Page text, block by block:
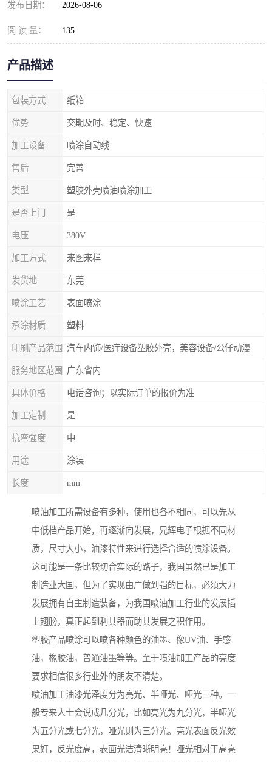
发布日期： 2026-08-06
阅 读 量： 135
产品描述
包装方式 纸箱
优势 交期及时、稳定、快速
加工设备 喷涂自动线
售后 完善
类型 塑胶外壳喷油喷涂加工
是否上门 是
电压 380V
加工方式 来图来样
发货地 东莞
喷涂工艺 表面喷涂
承涂材质 塑料
印刷产品范围 汽车内饰/医疗设备塑胶外壳，美容设备/公仔动漫
服务地区范围 广东省内
具体价格 电话咨询；以实际订单的报价为准
加工定制 是
抗弯强度 中
用途 涂装
长度 mm
喷油加工所需设备有多种，使用也各不相同，可以先从
中低档产品开始，再逐渐向发展，兄辉电子根据不同材
质，尺寸大小，油漆特性来进行选择合适的喷涂设备。
这可能是一条比较切合实际的路子，我国虽然已是加工
制造业大国，但为了实现由广做到强的目标，必须大力
发展拥有自主制造装备，为我国喷油加工行业的发展插
上翅膀，真正起到利其器而助其发展之积作用。
塑胶产品喷涂可以喷各种颜色的油墨、像UV油、手感
油，橡胶油，普通油墨等等。至于喷油加工产品的亮度
要求相信很多行业外的朋友不清楚。
喷油加工油漆光泽度分为亮光、半哑光、哑光三种。一
般专来人士会说成几分光，比如亮光为九分光，半哑光
为五分光或七分光，哑光则为三分光。亮光表面反光效
果好，反光度高，表面光洁清晰明亮！哑光相对于高亮